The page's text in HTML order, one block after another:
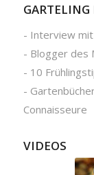
- Interview mit
- Blogger des
- 10
-
Connaisseure
VIDEOS